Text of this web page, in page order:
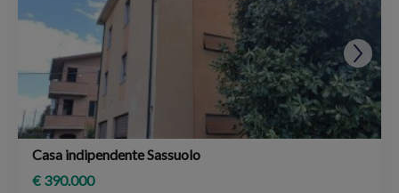
Casa indipendente Sassuolo
€ 390.000